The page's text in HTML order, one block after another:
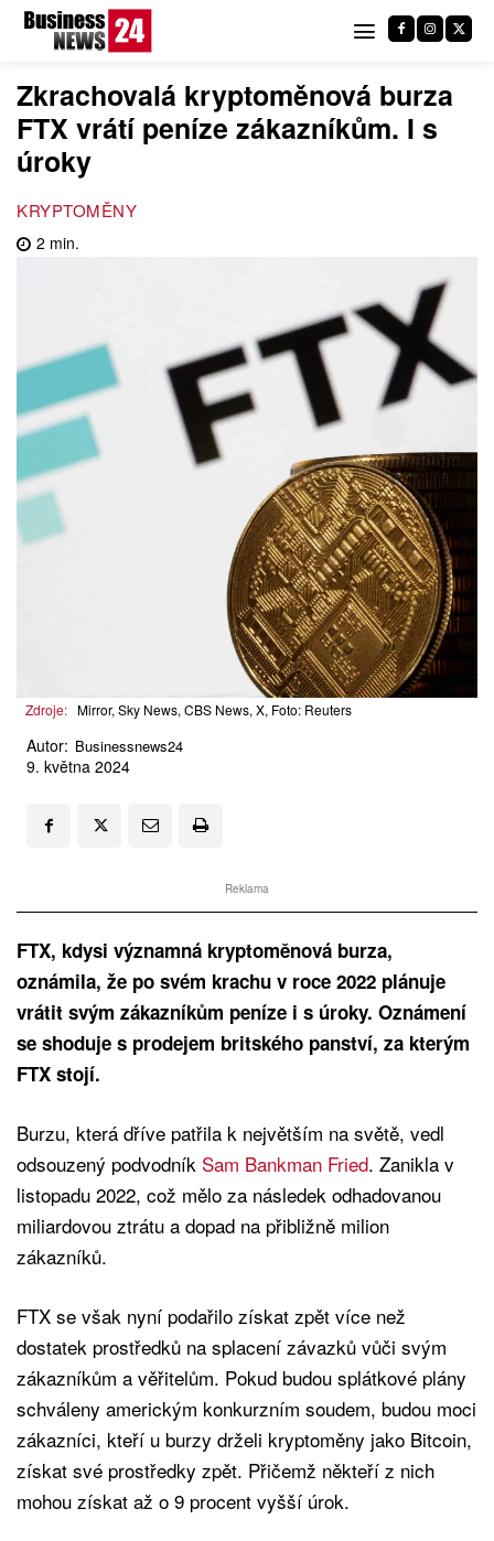
Zkrachovalá kryptoměnová burza
FTX vrátí peníze zákazníkům. I s
úroky
KRYPTOMĚNY
2 min.
Zdroje: Mirror, Sky News, CBS News, X, Foto: Reuters
Autor: Businessnews24
9. května 2024
Reklama
FTX, kdysi významná kryptoměnová burza,
oznámila, že po svém krachu v roce 2022 plánuje
vrátit svým zákazníkům peníze i s úroky. Oznámení
se shoduje s prodejem britského panství, za kterým
FTX stojí.
Burzu, která dříve patřila k největším na světě, vedl
odsouzený podvodník Sam Bankman Fried. Zanikla v
listopadu 2022, což mělo za následek odhadovanou
miliardovou ztrátu a dopad na přibližně milion
zákazníků.
FTX se však nyní podařilo získat zpět více než
dostatek prostředků na splacení závazků vůči svým
zákazníkům a věřitelům. Pokud budou splátkové plány
schváleny americkým konkurzním soudem, budou moci
zákazníci, kteří u burzy drželi kryptoměny jako Bitcoin,
získat své prostředky zpět. Přičemž někteří z nich
mohou získat až o 9 procent vyšší úrok.